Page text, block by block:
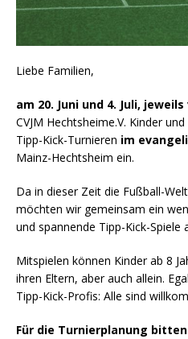
Liebe Familien,
am 20. Juni und 4. Juli, jeweils
CVJM Hechtsheime.V. Kinder
Tipp-Kick-Turnieren im
Mainz-Hechtsheim ein.
Da in dieser Zeit die Fußball-
möchten wir gemeinsam ein
und spannende Tipp-Kick-Spiele
Mitspielen können Kinder ab 8
ihren Eltern, aber auch allein.
Tipp-Kick-Profis: Alle sind
Für die Turnierplanung